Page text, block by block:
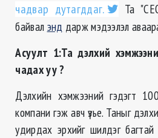
чадвар дутагддаг.
Та
байвал энд дарж мэдээлэл
Асуулт 1:Та дэлхий
чадах уу ?
Дэлхийн хэмжээний гэдэгт
компани гэж авч үзье. Таныг
удирдах эрхийг шилдэг